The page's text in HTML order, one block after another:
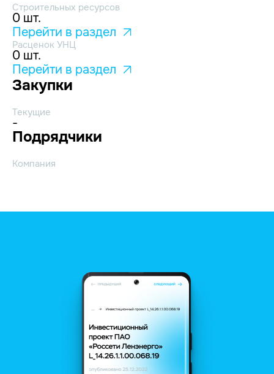
Строительных ресурсов
0 шт.
Перейти в раздел
Расценок УНЦ
0 шт.
Перейти в раздел
Закупки
Текущие
-
Подрядчики
Компания